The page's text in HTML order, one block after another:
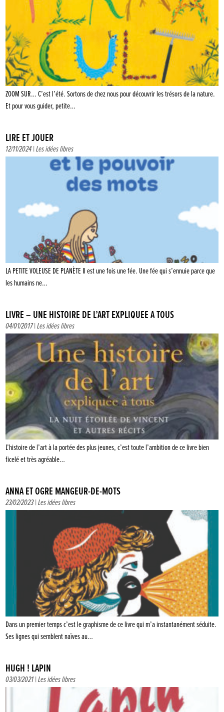
ZOOM SUR… C’est l’été. Sortons de chez nous pour découvrir les trésors de la nature.
Et pour vous guider, petite…
LIRE ET JOUER
12/11/2024 |Les idées libres
LA PETITE VOLEUSE DE PLANÈTE Il est une fois une fée. Une fée qui s’ennuie parce que
les humains ne…
LIVRE – UNE HISTOIRE DE L’ART EXPLIQUÉE À TOUS
04/01/2017 |Les idées libres
L’histoire de l’art à la portée des plus jeunes, c’est toute l’ambition de ce livre bien
ficelé et très agréable…
ANNA ET OGRE MANGEUR-DE-MOTS
23/02/2023 |Les idées libres
Dans un premier temps c’est le graphisme de ce livre qui m’a instantanément séduite.
Ses lignes qui semblent naïves au…
HUGH ! LAPIN
03/03/2021 |Les idées libres